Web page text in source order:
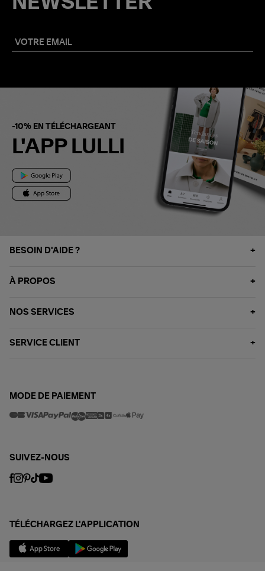
-10% EN TÉLÉCHARGEANT
L'APP LULLI
BESOIN D'AIDE ?
À PROPOS
NOS SERVICES
SERVICE CLIENT
MODE DE PAIEMENT
SUIVEZ-NOUS
TÉLÉCHARGEZ L'APPLICATION